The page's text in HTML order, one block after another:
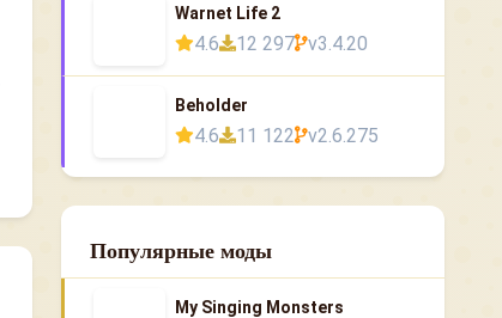
Warnet Life 2
4.6 12 297 v3.4.20
Beholder
4.6 11 122 v2.6.275
Популярные моды
My Singing Monsters